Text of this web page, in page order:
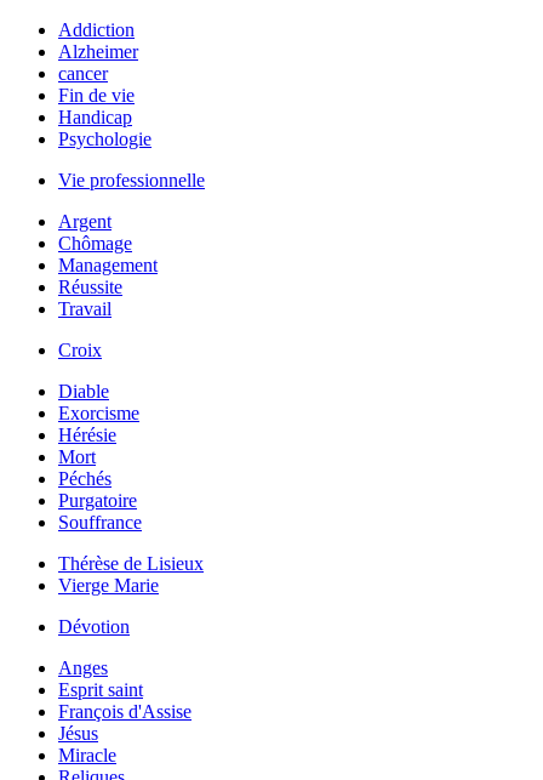
Addiction
Alzheimer
cancer
Fin de vie
Handicap
Psychologie
Vie professionnelle
Argent
Chômage
Management
Réussite
Travail
Croix
Diable
Exorcisme
Hérésie
Mort
Péchés
Purgatoire
Souffrance
Thérèse de Lisieux
Vierge Marie
Dévotion
Anges
Esprit saint
François d'Assise
Jésus
Miracle